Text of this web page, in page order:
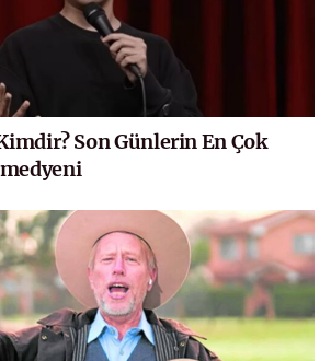
Son Günlerin En Çok